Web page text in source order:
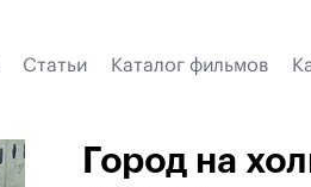
Статьи Каталог фильмов
Город на